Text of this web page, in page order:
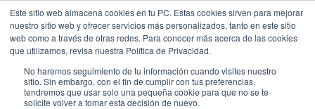
Este sitio web almacena cookies en tu PC. Estas cookies sirven para mejorar
nuestro sitio web y ofrecer servicios más personalizados, tanto en este sitio
web como a través de otras redes. Para conocer más acerca de las cookies
que utilizamos, revisa nuestra Política de Privacidad.
No haremos seguimiento de tu información cuando visites nuestro
sitio. Sin embargo, con el fin de cumplir con tus preferencias,
tendremos que usar solo una pequeña cookie para que no se te
solicite volver a tomar esta decisión de nuevo.